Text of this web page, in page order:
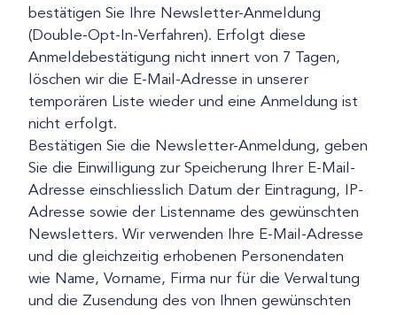
bestätigen Sie Ihre Newsletter-Anmeldung
(Double-Opt-In-Verfahren). Erfolgt diese
Anmeldebestätigung nicht innert von 7 Tagen,
löschen wir die E-Mail-Adresse in unserer
temporären Liste wieder und eine Anmeldung ist
nicht erfolgt.
Bestätigen Sie die Newsletter-Anmeldung, geben
Sie die Einwilligung zur Speicherung Ihrer E-Mail-
Adresse einschliesslich Datum der Eintragung, IP-
Adresse sowie der Listenname des gewünschten
Newsletters. Wir verwenden Ihre E-Mail-Adresse
und die gleichzeitig erhobenen Personendaten
wie Name, Vorname, Firma nur für die Verwaltung
und die Zusendung des von Ihnen gewünschten